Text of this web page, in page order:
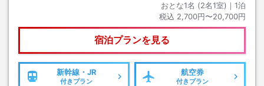
おとな1名 (2名1室)｜ 1泊
税込 2,700円〜20,700円
宿泊プランを見る
新幹線・JR
付きプラン
航空券
付きプラン